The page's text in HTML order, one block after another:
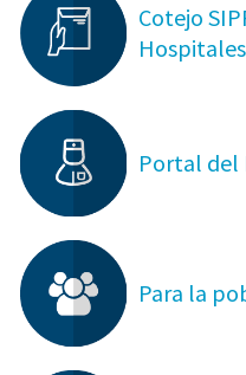
Cotejo
Hospitales
Portal del
Para la